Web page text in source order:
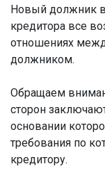
Новый должник
кредитора все
отношениях
должником.
Обращаем
сторон
основании
требования по
кредитору.